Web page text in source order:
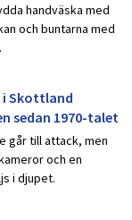
handväska med
och buntarna med
i Skottland
sedan 1970-talet
går till attack, men
och en
i djupet.